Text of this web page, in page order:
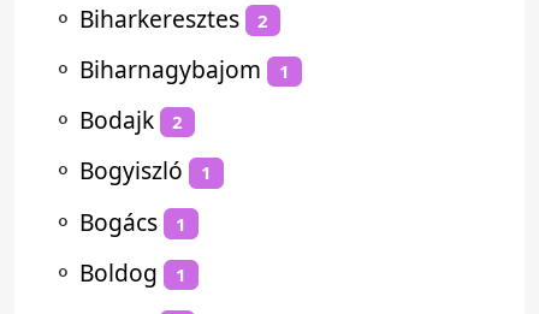
⚬ Biharkeresztes 2
⚬ Biharnagybajom 1
⚬ Bodajk 2
⚬ Bogyiszló 1
⚬ Bogács 1
⚬ Boldog 1